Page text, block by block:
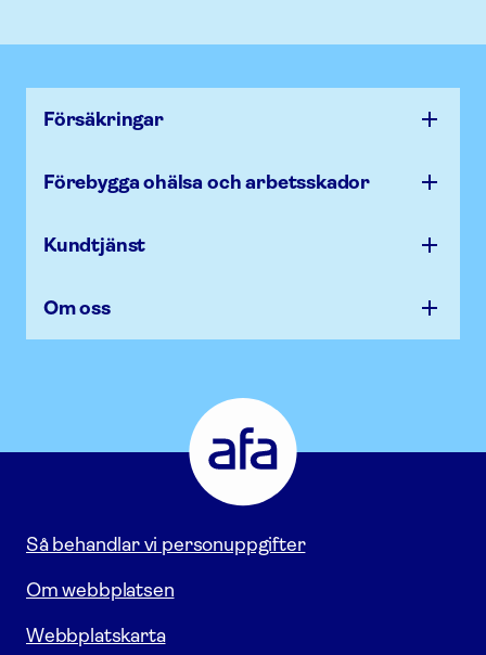
Försäk­ringar
Förebygga ohälsa och arbets­skador
Kundtjänst
Om oss
Försäkring
Gå
till
startsidan
Så behandlar vi personuppgifter
Om webbplatsen
Webbplatskarta